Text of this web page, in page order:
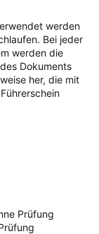
werden
Bei jeder
werden die
Dokuments
her, die mit
Prüfung